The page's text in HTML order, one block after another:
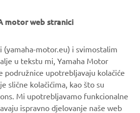
MORE
motor web stranici
(yamaha-motor.eu) i svimostalim
u tekstu mi, Yamaha Motor
podružnice upotrebljavaju kolačiće
slične kolačićima, kao što su
Mi upotrebljavamo funkcionalne
ispravno djelovanje naše web